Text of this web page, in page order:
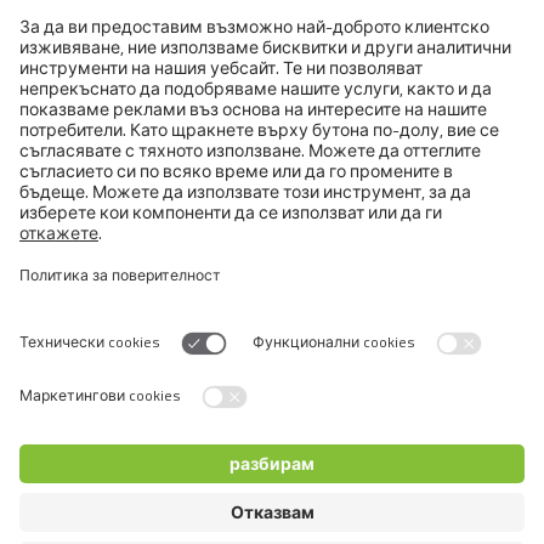
Switch language